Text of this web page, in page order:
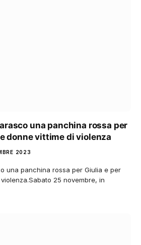
una panchina rossa per
donne vittime di violenza
2023
una panchina rossa per Giulia e per
25 novembre, in